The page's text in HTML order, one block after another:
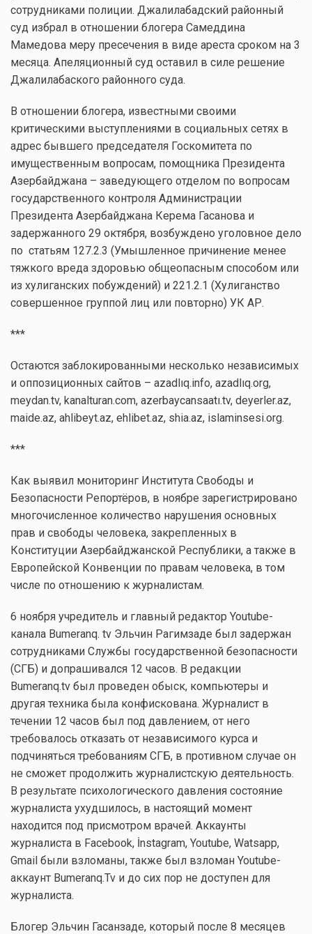
сотрудниками полиции. Джалилабадский районный
суд избрал в отношении блогера Самеддина
Мамедова меру пресечения в виде ареста сроком на 3
месяца. Апеляционный суд оставил в силе решение
Джалилабаского районного суда.
В отношении блогера, известными своими
критическими выступлениями в социальных сетях в
адрес бывшего председателя Госкомитета по
имущественным вопросам, помощника Президента
Азербайджана – заведующего отделом по вопросам
государственного контроля Администрации
Президента Азербайджана Керема Гасанова и
задержанного 29 октября, возбуждено уголовное дело
по статьям 127.2.3 (Умышленное причинение менее
тяжкого вреда здоровью общеопасным способом или
из хулиганских побуждений) и 221.2.1 (Хулиганство
совершенное группой лиц или повторно) УК АР.
***
Остаются заблокированными несколько независимых
и оппозиционных сайтов – azadlıq.info, azadlıq.org,
meydan.tv, kanalturan.com, azerbaycansaatı.tv, deyerler.az,
maide.az, ahlibeyt.az, ehlibet.az, shia.az, islaminsesi.org.
***
Как выявил мониторинг Института Свободы и
Безопасности Репортёров, в ноябре зарегистрировано
многочисленное количество нарушения основных
прав и свободы человека, закрепленных в
Конституции Азербайджанской Республики, а также в
Европейской Конвенции по правам человека, в том
числе по отношению к журналистам.
6 ноября учредитель и главный редактор Youtube-
канала Bumeranq. tv Эльчин Рагимзаде был задержан
сотрудниками Службы государственной безопасности
(СГБ) и допрашивался 12 часов. В редакции
Bumeranq.tv был проведен обыск, компьютеры и
другая техника была конфискована. Журналист в
течении 12 часов был под давлением, от него
требовалось отказать от независимого курса и
подчиняться требованиям СГБ, в противном случае он
не сможет продолжить журналистскую деятельность.
В результате психологического давления состояние
журналиста ухудшилось, в настоящий момент
находится под присмотром врачей. Аккаунты
журналиста в Facebook, İnstagram, Youtube, Watsapp,
Gmail были взломаны, также был взломан Youtube-
аккаунт Bumeranq.Tv и до сих пор не доступен для
журналиста.
Блогер Эльчин Гасанзаде, который после 8 месяцев